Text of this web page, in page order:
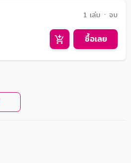
1 เล่ม ᛫ จบ
ซื้อเลย